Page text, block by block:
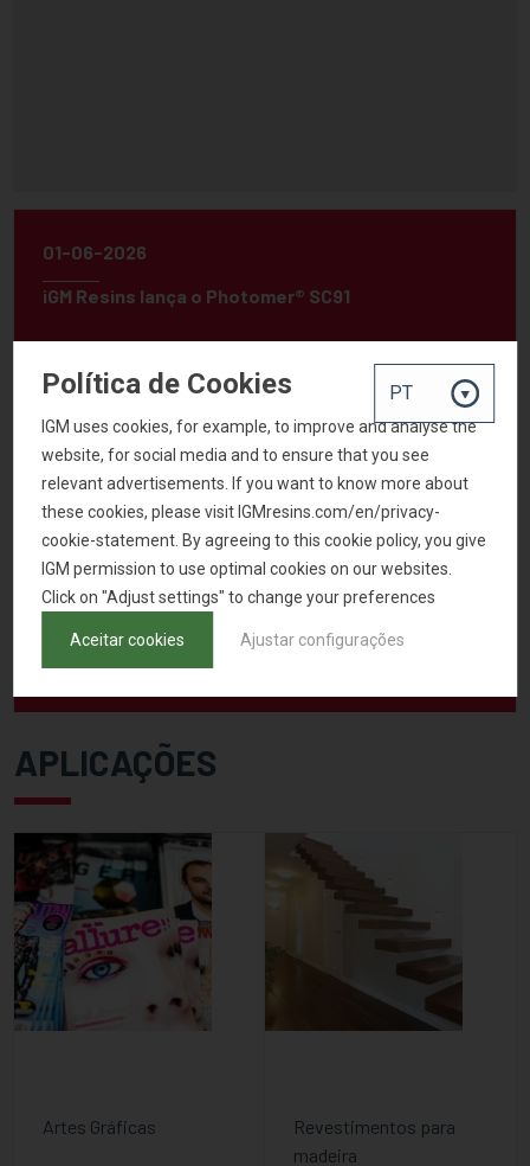
01-06-2026
iGM Resins lança o Photomer® SC91
APLICAÇÕES
Artes Gráficas
Revestimentos para
madeira
Política de Cookies
IGM uses cookies, for example, to improve and analyse the
website, for social media and to ensure that you see
relevant advertisements. If you want to know more about
these cookies, please visit IGMresins.com/en/privacy-
cookie-statement. By agreeing to this cookie policy, you give
IGM permission to use optimal cookies on our websites.
Click on "Adjust settings" to change your preferences
Aceitar cookies Ajustar configurações